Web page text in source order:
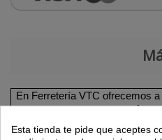
En Ferretería VTC ofrecemos
pago mediantefinanciacióna
en todas aquellas compras
150 €
y no superen los 6.000
Esta tienda te pide que aceptes